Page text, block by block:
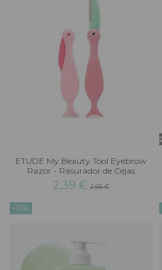
ETUDE My Beauty Tool Eyebrow
Razor - Rasurador de Cejas
2,39 € 2,65 €
-10%